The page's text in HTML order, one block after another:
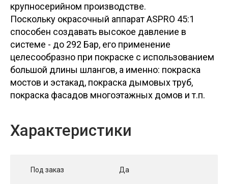
крупносерийном производстве.
Поскольку окрасочный аппарат ASPRO 45:1
способен создавать высокое давление в
системе - до 292 Бар, его применение
целесообразно при покраске с использованием
большой длины шлангов, а именно: покраска
мостов и эстакад, покраска дымовых труб,
покраска фасадов многоэтажных домов и т.п.
Характеристики
Под заказ Да